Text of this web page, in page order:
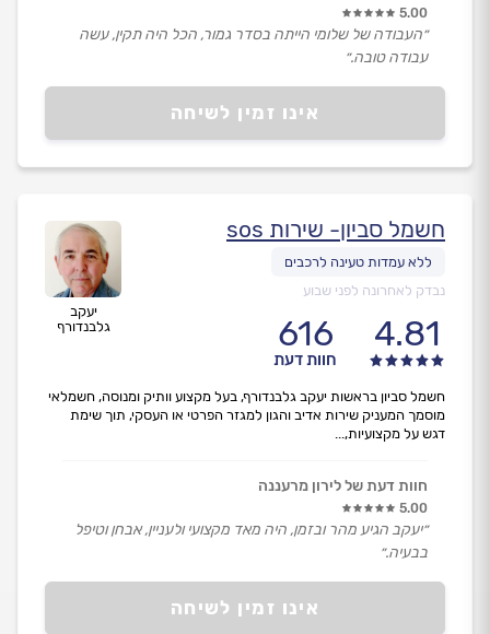
אינו זמין לשיחה
5.00
״העבודה של שלומי הייתה בסדר גמור, הכל היה תקין, עשה
עבודה טובה.״
יעקב
גלבנדורף
חשמל סביון- שירות sos
נבדק לאחרונה לפני שבוע
4.81
616
חוות דעת
אינו זמין לשיחה
חשמל סביון בראשות יעקב גלבנדורף, בעל מקצוע וותיק ומנוסה, חשמלאי
מוסמך המעניק שירות אדיב והגון למגזר הפרטי או העסקי, תוך שימת
דגש על מקצועיות,...
חוות דעת של לירון מרעננה
5.00
״יעקב הגיע מהר ובזמן, היה מאד מקצועי ולעניין, אבחן וטיפל
בבעיה.״